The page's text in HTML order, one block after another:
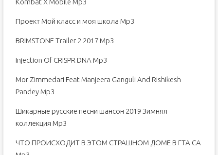
Kombat X Mobile Mp3
Проект Мой класс и моя школа Mp3
BRIMSTONE Trailer 2 2017 Mp3
Injection Of CRISPR DNA Mp3
Mor Zimmedari Feat Manjeera Ganguli And Rishikesh
Pandey Mp3
Шикарные русские песни шансон 2019 Зимняя
коллекция Mp3
ЧТО ПРОИСХОДИТ В ЭТОМ СТРАШНОМ ДОМЕ В ГТА СА